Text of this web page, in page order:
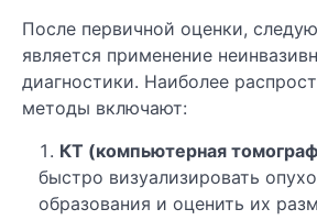
После первичной оценки,
является применение
диагностики. Наиболее
методы включают:
КТ (компьютерная
быстро визуализировать
образования и оценить их